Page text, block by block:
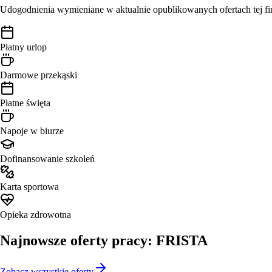
Udogodnienia wymieniane w aktualnie opublikowanych ofertach tej
Płatny urlop
Darmowe przekąski
Płatne święta
Napoje w biurze
Dofinansowanie szkoleń
Karta sportowa
Opieka zdrowotna
Najnowsze oferty pracy: FRISTA